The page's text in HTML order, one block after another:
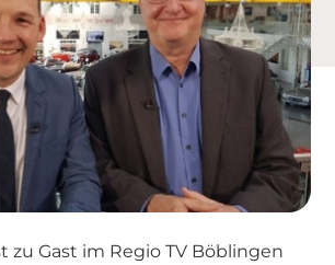
zu Gast im Regio TV Böblingen